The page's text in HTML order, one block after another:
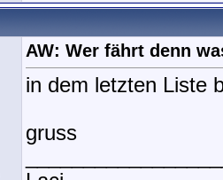
AW: Wer fährt denn
in dem letzten Liste
gruss